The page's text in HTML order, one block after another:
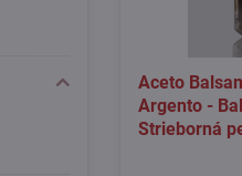
Aceto
Argento -
Strieborná